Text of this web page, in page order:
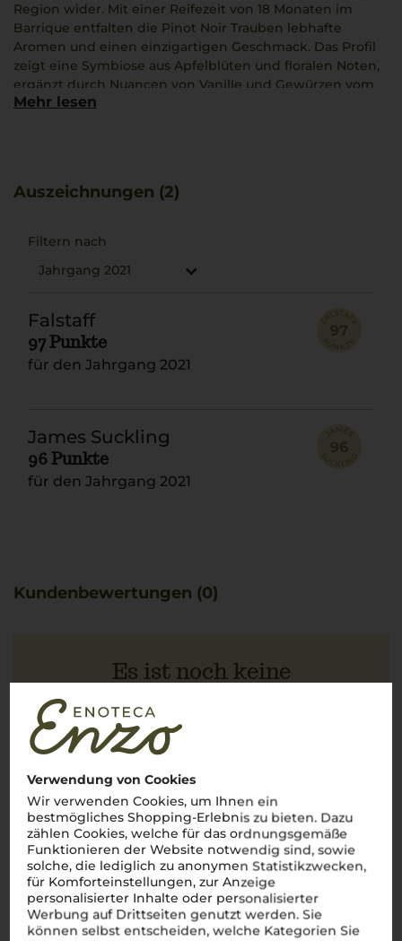
Verwendung von Cookies
Wir verwenden Cookies, um Ihnen ein
bestmögliches Shopping-Erlebnis zu bieten. Dazu
zählen Cookies, welche für das ordnungsgemäße
Funktionieren der Website notwendig sind, sowie
solche, die lediglich zu anonymen Statistikzwecken,
für Komforteinstellungen, zur Anzeige
personalisierter Inhalte oder personalisierter
Werbung auf Drittseiten genutzt werden. Sie
können selbst entscheiden, welche Kategorien Sie
Region wider. Mit einer Reifezeit von 18 Monaten im
Barrique entfalten die Pinot Noir Trauben lebhafte
Aromen und einen einzigartigen Geschmack. Das Profil
zeigt eine Symbiose aus Apfelblüten und floralen Noten,
ergänzt durch Nuancen von Vanille und Gewürzen vom
Holzkontakt. Die Hügel von Trentino bieten das ideale
Mehr lesen
Auszeichnungen (2)
Filtern nach
Jahrgang 2021
Falstaff
97 Punkte
für den Jahrgang 2021
James Suckling
96 Punkte
für den Jahrgang 2021
Kundenbewertungen (0)
Es ist noch keine
Kundenbewertung vorhanden.
Schreiben Sie jetzt die erste Bewertung!
JETZT BEWERTEN
Über die Region